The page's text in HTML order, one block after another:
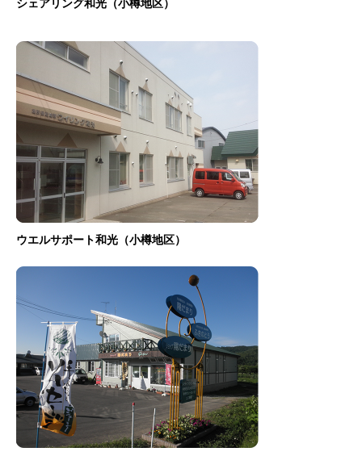
ウエルサポート和光（小樽地区）